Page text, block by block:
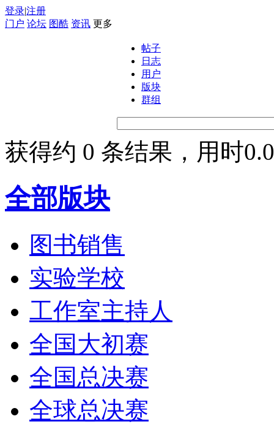
登录|注册
门户 论坛 图酷 资讯 更多
帖子
日志
用户
版块
群组
获得约 0 条结果，用时
全部版块
图书销售
实验学校
工作室主持人
全国大初赛
全国总决赛
全球总决赛